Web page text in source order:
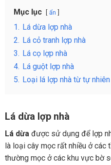
Mục lục ẩn
1. Lá dừa lợp nhà
2. Lá cỏ tranh lợp nhà
3. Lá cọ lợp nhà
4. Lá guột lợp nhà
5. Loại lá lợp nhà từ tự
Lá dừa lợp nhà
Lá dừa được sử dụng để lợp
là loại cây mọc rất nhiều ở các
thường mọc ở các khu vực bờ